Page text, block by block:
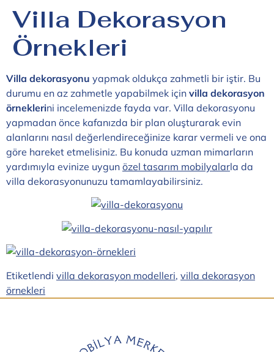
Villa Dekorasyon
Örnekleri
Villa dekorasyonu yapmak oldukça zahmetli bir iştir. Bu
durumu en az zahmetle yapabilmek için villa dekorasyon
örneklerini incelemenizde fayda var. Villa dekorasyonu
yapmadan önce kafanızda bir plan oluşturarak evin
alanlarını nasıl değerlendireceğinize karar vermeli ve ona
göre hareket etmelisiniz. Bu konuda uzman mimarların
yardımıyla evinize uygun özel tasarım mobilyalarla da
villa dekorasyonunuzu tamamlayabilirsiniz.
Etiketlendi villa dekorasyon modelleri, villa dekorasyon
örnekleri